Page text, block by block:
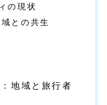
の現状
との共生
地域と旅行者